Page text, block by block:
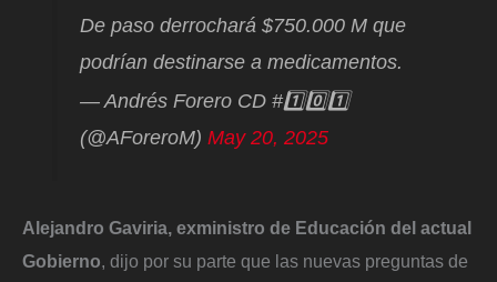
De paso derrochará $750.000 M que
podrían destinarse a medicamentos.
— Andrés Forero CD #1️⃣0️⃣1️⃣
(@AForeroM)May 20, 2025
Alejandro Gaviria, exministro de Educación del actual
Gobierno, dijo por su parte que las nuevas preguntas de